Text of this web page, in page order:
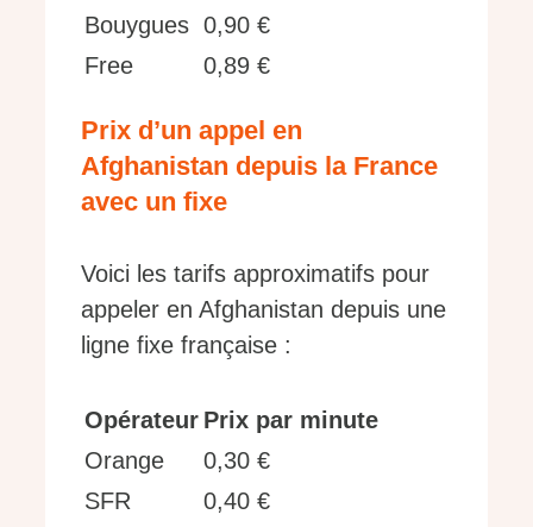
Bouygues 0,90 €
Free
0,89 €
Prix d’un appel en
Afghanistan depuis la France
avec un fixe
Voici les tarifs approximatifs pour
appeler en Afghanistan depuis une
ligne fixe française :
Opérateur Prix par minute
Orange
0,30 €
SFR
0,40 €